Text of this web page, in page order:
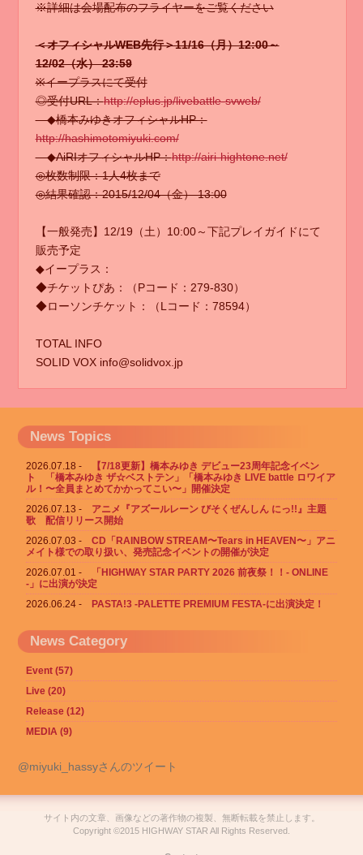
※詳細は会場配布のフライヤーをご覧ください
＜オフィシャルWEB先行＞11/16（月）12:00～
12/02（水） 23:59
※イープラスにて受付
◎受付URL：http://eplus.jp/livebattle-svweb/
◆橋本みゆきオフィシャルHP：
http://hashimotomiyuki.com/
◆AiRIオフィシャルHP：http://airi-hightone.net/
◎枚数制限：1人4枚まで
◎結果確認：2015/12/04（金） 13:00
【一般発売】12/19（土）10:00～下記プレイガイドにて
販売予定
◆イープラス：
◆チケットぴあ：（Pコード：279-830）
◆ローソンチケット：（Lコード：78594）
TOTAL INFO
SOLID VOX info@solidvox.jp
News Topics
2026.07.18
【7/18更新】橋本みゆき デビュー23周年記念イベン
ト 「橋本みゆき ザ☆ベストテン」「橋本みゆき LIVE battle ロワイア
ル！〜全員まとめてかかってこい〜」開催決定
2026.07.13
アニメ『アズールレーン びそくぜんしん にっ!!』主題
歌 配信リリース開始
2026.07.03
CD「RAINBOW STREAM〜Tears in HEAVEN〜」アニ
メイト様での取り扱い、発売記念イベントの開催が決定
2026.07.01
「HIGHWAY STAR PARTY 2026 前夜祭！！- ONLINE
-」に出演が決定
2026.06.24
PASTA!3 -PALETTE PREMIUM FESTA-に出演決定！
News Category
Event (57)
Live (20)
Release (12)
MEDIA (9)
@miyuki_hassyさんのツイート
サイト内の文章、画像などの著作物の複製、無断転載を禁止します。
Copyright ©2015 HIGHWAY STAR All Rights Reserved.